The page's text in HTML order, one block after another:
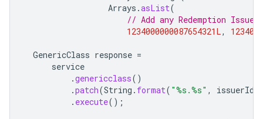
Arrays .asList(
// Add any Redemption Issuer
1234000000087654321L,
GenericClass response =
service
.genericclass()
.patch(String . format( "%s.%s" , issuerId
. execute();